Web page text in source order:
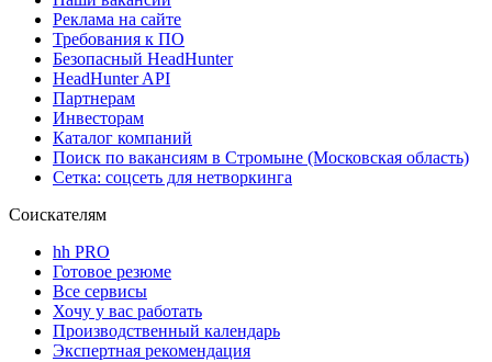
Реклама на сайте
Требования к ПО
Безопасный HeadHunter
HeadHunter API
Партнерам
Инвесторам
Каталог компаний
Поиск по вакансиям в Стромыне (Московская область)
Сетка: соцсеть для нетворкинга
Соискателям
hh PRO
Готовое резюме
Все сервисы
Хочу у вас работать
Производственный календарь
Экспертная рекомендация